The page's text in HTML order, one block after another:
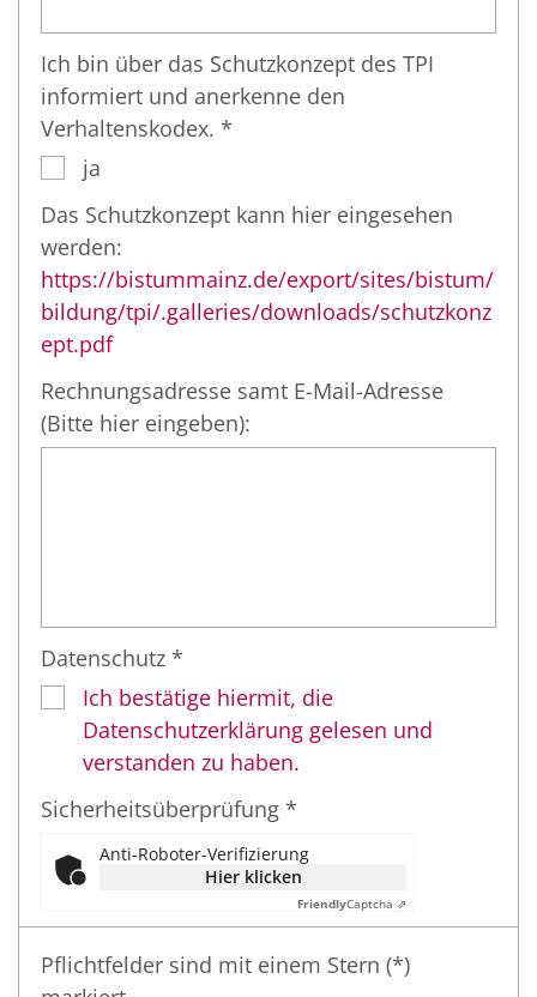
Ich bin über das Schutzkonzept des TPI
informiert und anerkenne den
Verhaltenskodex. *
ja
Das Schutzkonzept kann hier eingesehen
werden:
https://bistummainz.de/export/sites/bistum/
bildung/tpi/.galleries/downloads/schutzkonz
ept.pdf
Rechnungsadresse samt E-Mail-Adresse
(Bitte hier eingeben):
Datenschutz *
Ich bestätige hiermit, die
Datenschutzerklärung gelesen und
verstanden zu haben.
Sicherheitsüberprüfung *
Anti-Roboter-Verifizierung
Hier klicken
FriendlyCaptcha ⇗
Pflichtfelder sind mit einem Stern (*)